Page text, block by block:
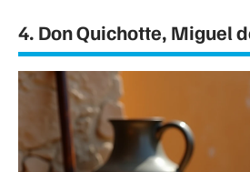
4. Don Quichotte, Miguel